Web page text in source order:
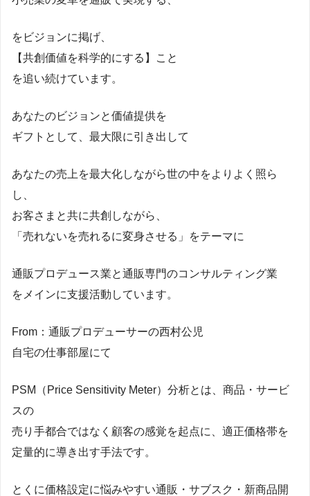
をビジョンに掲げ、
【共創価値を科学的にする】こと
を追い続けています。
あなたのビジョンと価値提供を
ギフトとして、最大限に引き出して
あなたの売上を最大化しながら世の中をよりよく照ら
し、
お客さまと共に共創しながら、
「売れないを売れるに変身させる」をテーマに
通販プロデュース業と通販専門のコンサルティング業
をメインに支援活動しています。
From：通販プロデューサーの西村公児
自宅の仕事部屋にて
PSM（Price Sensitivity Meter）分析とは、商品・サービ
スの
売り手都合ではなく顧客の感覚を起点に、適正価格帯を
定量的に導き出す手法です。
とくに価格設定に悩みやすい通販・サブスク・新商品開